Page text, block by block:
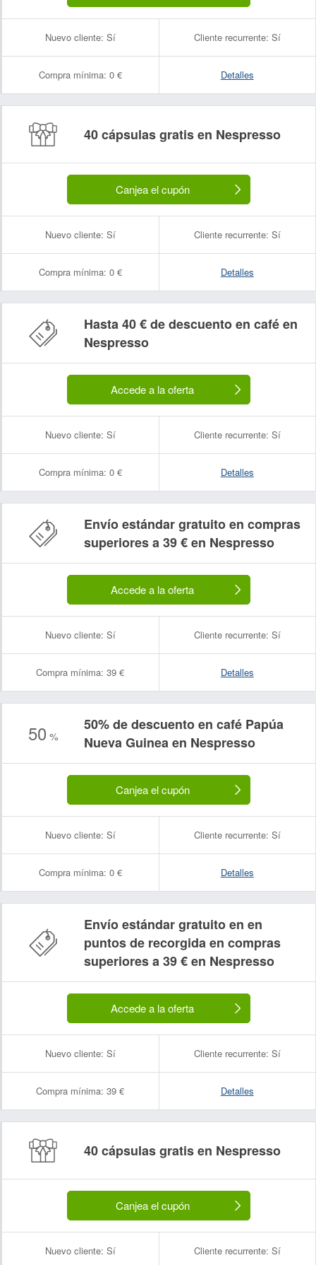
Nuevo cliente: Sí Cliente recurrente: Sí
Compra mínima: 0 € Detalles
40 cápsulas gratis en Nespresso
Canjea el cupón
Nuevo cliente: Sí Cliente recurrente: Sí
Compra mínima: 0 € Detalles
Hasta 40 € de descuento en café en
Nespresso
Accede a la oferta
Nuevo cliente: Sí Cliente recurrente: Sí
Compra mínima: 0 € Detalles
Envío estándar gratuito en compras
superiores a 39 € en Nespresso
Accede a la oferta
Nuevo cliente: Sí Cliente recurrente: Sí
Compra mínima: 39 € Detalles
50 %
50% de descuento en café Papúa
Nueva Guinea en Nespresso
Canjea el cupón
Nuevo cliente: Sí Cliente recurrente: Sí
Compra mínima: 0 € Detalles
Envío estándar gratuito en en
puntos de recorgida en compras
superiores a 39 € en Nespresso
Accede a la oferta
Nuevo cliente: Sí Cliente recurrente: Sí
Compra mínima: 39 € Detalles
40 cápsulas gratis en Nespresso
Canjea el cupón
Nuevo cliente: Sí Cliente recurrente: Sí